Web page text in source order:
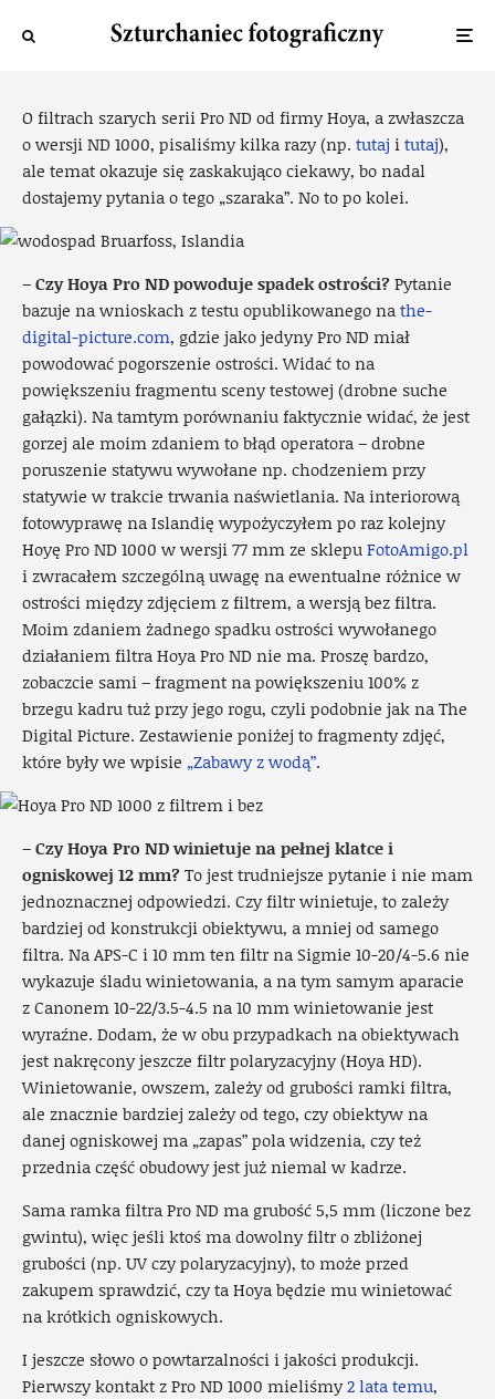
Piotr · 18 lipca 2016 · 29 widok
O filtrach szarych serii Pro ND od firmy Hoya, a zwłaszcza
o wersji ND 1000, pisaliśmy kilka razy (np. tutaj itutaj),
ale temat okazuje się zaskakująco ciekawy, bo nadal
dostajemy pytania o tego „szaraka”. No to po kolei.
–Czy Hoya Pro NDpowoduje spadek ostrości?Pytanie
bazuje na wnioskach z testu opublikowanego nathe-
digital-picture.com, gdzie jako jedyny Pro ND miał
powodować pogorszenie ostrości. Widać to na
powiększeniu fragmentu sceny testowej (drobne suche
gałązki). Na tamtym porównaniu faktycznie widać, że jest
gorzej ale moim zdaniem to błąd operatora – drobne
poruszenie statywu wywołane np. chodzeniem przy
statywie w trakcie trwania naświetlania. Na interiorową
fotowyprawę na Islandię wypożyczyłem po raz kolejny
Hoyę Pro ND 1000 w wersji 77 mm ze sklepuFotoAmigo.pl
i zwracałem szczególną uwagę na ewentualne różnice w
ostrości między zdjęciem z filtrem, a wersją bez filtra.
Moim zdaniem żadnego spadku ostrości wywołanego
działaniem filtra Hoya Pro ND nie ma. Proszę bardzo,
zobaczcie sami – fragment na powiększeniu 100% z
brzegu kadru tuż przy jego rogu, czyli podobnie jak na The
Digital Picture. Zestawienie poniżej to fragmenty zdjęć,
które były we wpisie „Zabawy z wodą”.
–Czy Hoya Pro ND winietuje na pełnej klatce i
ogniskowej 12 mm?To jest trudniejsze pytanie i nie mam
jednoznacznej odpowiedzi. Czy filtr winietuje, to zależy
bardziej od konstrukcji obiektywu, a mniej od samego
filtra. Na APS-C i 10 mm ten filtr na Sigmie 10-20/4-5.6 nie
wykazuje śladu winietowania, a na tym samym aparacie
z Canonem 10-22/3.5-4.5 na 10 mm winietowanie jest
wyraźne. Dodam, że w obu przypadkach na obiektywach
jest nakręcony jeszcze filtr polaryzacyjny (Hoya HD).
Winietowanie, owszem, zależy od grubości ramki filtra,
ale znacznie bardziej zależy od tego, czy obiektyw na
danej ogniskowej ma „zapas” pola widzenia, czy też
przednia część obudowy jest już niemal w kadrze.
Sama ramka filtra Pro ND ma grubość 5,5 mm (liczone bez
gwintu), więc jeśli ktoś ma dowolny filtr o zbliżonej
grubości (np. UV czy polaryzacyjny), to może przed
zakupem sprawdzić, czy ta Hoya będzie mu winietować
na krótkich ogniskowych.
I jeszcze słowo o powtarzalności i jakości produkcji.
Pierwszy kontakt z Pro ND 1000 mieliśmy2 lata temu,